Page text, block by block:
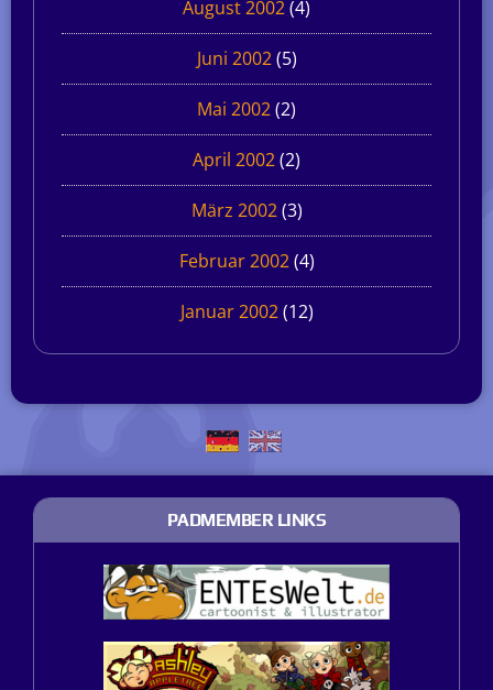
August 2002(4)
Juni 2002(5)
Mai 2002(2)
April 2002(2)
März 2002(3)
Februar 2002(4)
Januar 2002(12)
PADMEMBER LINKS